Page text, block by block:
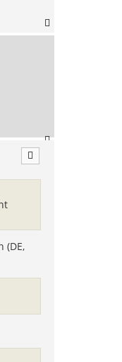
a
N
(DE,